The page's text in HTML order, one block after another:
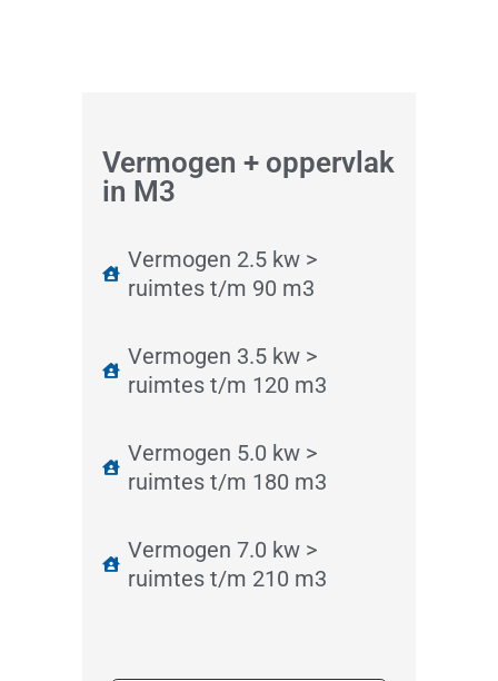
Vermogen + oppervlak
in M3
Vermogen 2.5 kw >
ruimtes t/m 90 m3
Vermogen 3.5 kw >
ruimtes t/m 120 m3
Vermogen 5.0 kw >
ruimtes t/m 180 m3
Vermogen 7.0 kw >
ruimtes t/m 210 m3